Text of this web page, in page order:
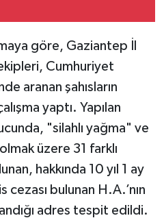
göre, Gaziantep İl
ekipleri, Cumhuriyet
aranan şahısların
yaptı. Yapılan
"silahlı yağma" ve
üzere 31 farklı
hakkında 10 yıl 1 ay
cezası bulunan H.A.’nın
adres tespit edildi.